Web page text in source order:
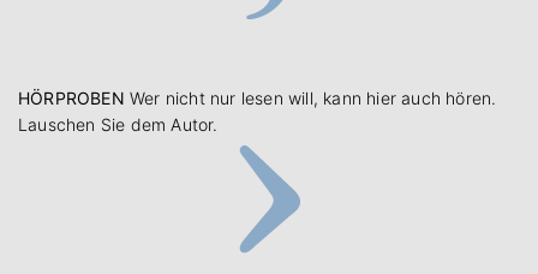
HÖRPROBEN Wer nicht nur lesen will, kann hier auch hören.
Lauschen Sie dem Autor.